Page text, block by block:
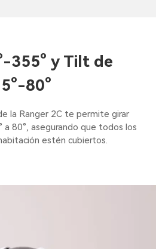
355° y Tilt de
80°
la Ranger 2C te permite girar
a 80°, asegurando que todos los
estén cubiertos.